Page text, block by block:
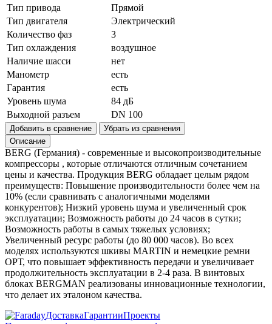
Тип привода
Прямой
Тип двигателя
Электрический
Количество фаз
3
Тип охлаждения
воздушное
Наличие шасси
нет
Манометр
есть
Гарантия
есть
Уровень шума
84 дБ
Выходной разъем
DN 100
Добавить в сравнение
Убрать из сравнения
Описание
BERG (Германия) - современные и высокопроизводительные
компрессоры , которые отличаются отличным сочетанием
цены и качества. Продукция BERG обладает целым рядом
преимуществ: Повышение производительности более чем на
10% (если сравнивать с аналогичными моделями
конкурентов); Низкий уровень шума и увеличенный срок
эксплуатации; Возможность работы до 24 часов в сутки;
Возможность работы в самых тяжелых условиях;
Увеличенный ресурс работы (до 80 000 часов). Во всех
моделях используются шкивы MARTIN и немецкие ремни
ОРТ, что повышает эффективность передачи и увеличивает
продолжительность эксплуатации в 2-4 раза. В винтовых
блоках BERGMAN реализованы инновационные технологии,
что делает их эталоном качества.
ДоставкаГарантииПроекты